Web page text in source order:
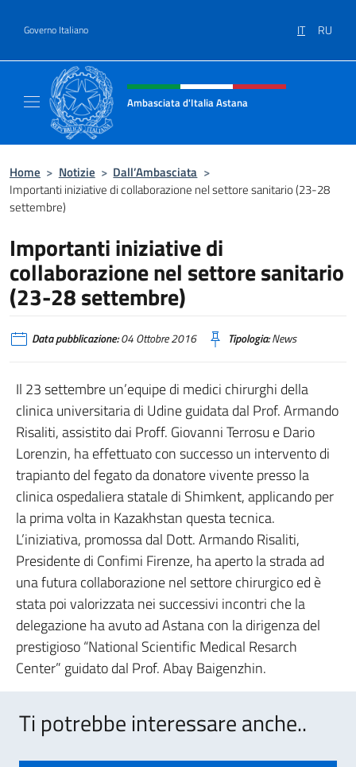
Governo Italiano IT RU
Intestazione sito, social e menù
Ambasciata d'Italia Astana
Home > Notizie > Dall’Ambasciata >
Importanti iniziative di collaborazione nel settore sanitario (23-28
settembre)
Importanti iniziative di
collaborazione nel settore sanitario
(23-28 settembre)
Data pubblicazione:04 Ottobre 2016 Tipologia:News
Il 23 settembre un’equipe di medici chirurghi della
clinica universitaria di Udine guidata dal Prof. Armando
Risaliti, assistito dai Proff. Giovanni Terrosu e Dario
Lorenzin, ha effettuato con successo un intervento di
trapianto del fegato da donatore vivente presso la
clinica ospedaliera statale di Shimkent, applicando per
la prima volta in Kazakhstan questa tecnica.
L’iniziativa, promossa dal Dott. Armando Risaliti,
Presidente di Confimi Firenze, ha aperto la strada ad
una futura collaborazione nel settore chirurgico ed è
stata poi valorizzata nei successivi incontri che la
delegazione ha avuto ad Astana con la dirigenza del
prestigioso “National Scientific Medical Resarch
Center” guidato dal Prof. Abay Baigenzhin.
Ti potrebbe interessare anche..